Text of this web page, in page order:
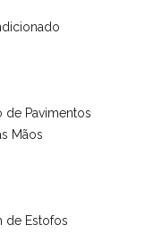
de Pavimentos
Mãos
de Estofos